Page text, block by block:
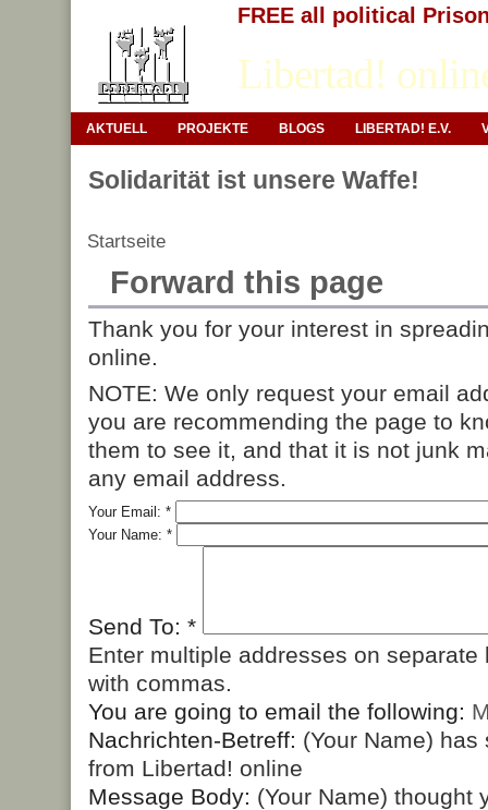
FREE all political
Libertad!
AKTUELL PROJEKTE BLOGS LIBERTAD! E.V.
Solidarität ist unsere Waffe!
Startseite
Forward this page
Thank you for your interest in
online.
NOTE: We only request your email
you are recommending the page to
them to see it, and that it is not junk
any email address.
Your Email: *
Your Name: *
Send To: *
Enter multiple addresses on
with commas.
You are going to email the following:
Nachrichten-Betreff: (Your Name)
from Libertad! online
Message Body: (Your Name) thought